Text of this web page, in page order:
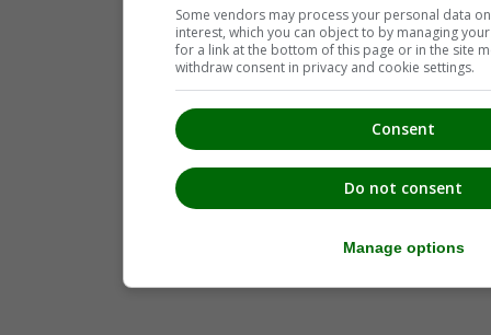
Some vendors may process your personal data
interest, which you can object to by managing
for a link at the bottom of this page or in the site
withdraw consent in privacy and cookie settings.
Consent
Do not consent
Manage options